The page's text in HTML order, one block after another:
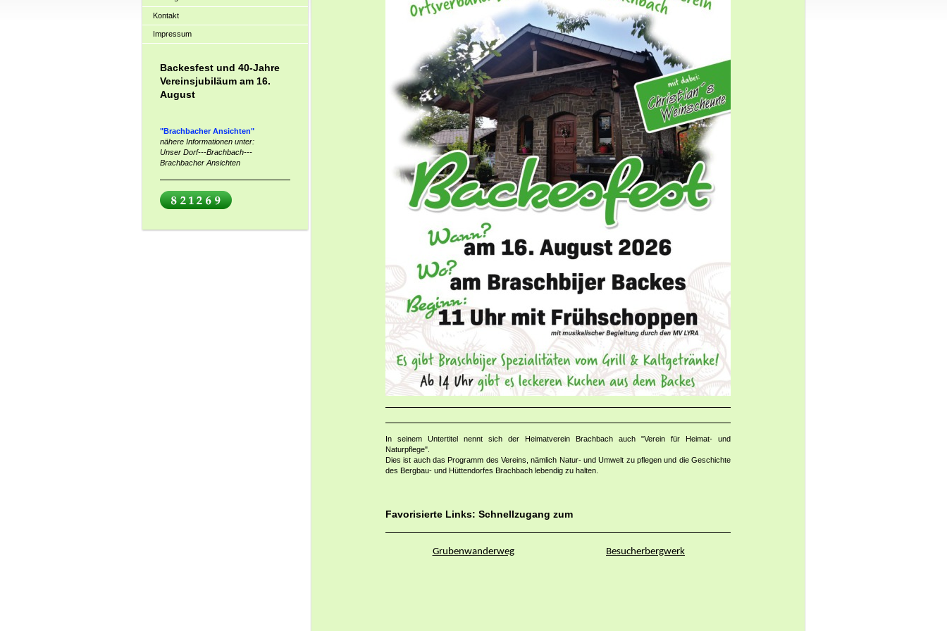
Kontakt
Impressum
Backesfest und 40-Jahre
Vereinsjubiläum am 16.
August
"Brachbacher Ansichten"
nähere Informationen unter:
Unser Dorf---Brachbach---
Brachbacher Ansichten
In seinem Untertitel nennt sich der Heimatverein Brachbach auch "Verein für Heimat- und
Naturpflege".
Dies ist auch das Programm des Vereins, nämlich Natur- und Umwelt zu pflegen und die Geschichte
des Bergbau- und Hüttendorfes Brachbach lebendig zu halten.
Favorisierte Links: Schnellzugang zum
Grubenwanderweg Besucherbergwerk